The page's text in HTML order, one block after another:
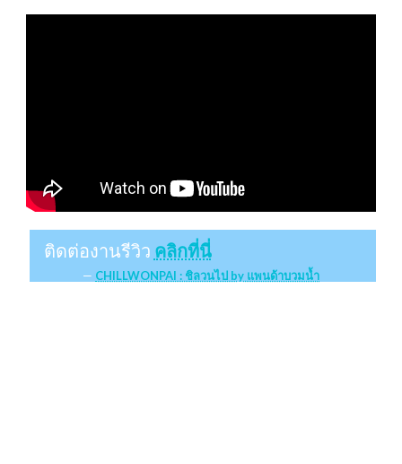
ติดต่องานรีวิว คลิกที่นี่
CHILLWONPAI : ชิลวนไป by แพนด้าบวมน้ำ